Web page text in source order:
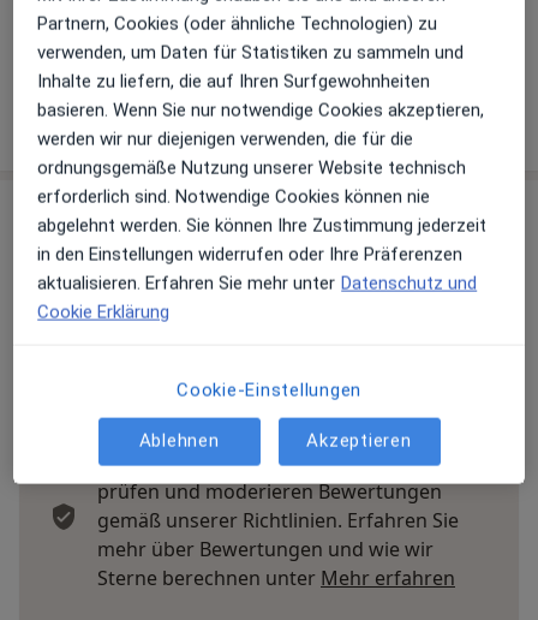
Telefonnummer
06443 8... Telefonnummer anzeigen
Mehr Details anzeigen
über die Adresse
Erfahrungen
Bewerten
20 Bewertungen
Jede einzelne Bewertungen ist wichtig. Wir
prüfen und moderieren Bewertungen
gemäß unserer Richtlinien. Erfahren Sie
mehr über Bewertungen und wie wir
Sterne berechnen unter Mehr erfahren
Partnern, Cookies (oder ähnliche Technologien) zu
verwenden, um Daten für Statistiken zu sammeln und
Inhalte zu liefern, die auf Ihren Surfgewohnheiten
basieren. Wenn Sie nur notwendige Cookies akzeptieren,
werden wir nur diejenigen verwenden, die für die
ordnungsgemäße Nutzung unserer Website technisch
erforderlich sind. Notwendige Cookies können nie
abgelehnt werden. Sie können Ihre Zustimmung jederzeit
in den Einstellungen widerrufen oder Ihre Präferenzen
aktualisieren. Erfahren Sie mehr unter Datenschutz und
Cookie Erklärung
Cookie-Einstellungen
Ablehnen Akzeptieren